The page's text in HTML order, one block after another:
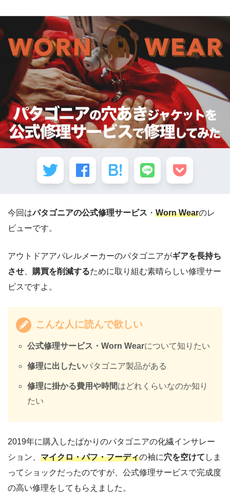
今回はパタゴニアの公式修理サービス ・ Worn Wearのレ
ビューです。
アウトドアアパレルメーカーのパタゴニアがギアを長持ち
させ
購買を削減するために取り組む素晴らしい修理サー
ビスですよ。
こんな人に読んで欲しい
公式修理サービス・Worn Wearについて知りたい
修理に出したいパタゴニア製品がある
修理に掛かる費用や時間はどれくらいなのか知り
たい
2019年に購入したばかりのパタゴニアの化繊インサレー
ション、 マイクロ・パフ・フーディの袖に穴を空けて しま
ってショックだったのですが、公式修理サービスで完成度
の高い修理をしてもらえました。